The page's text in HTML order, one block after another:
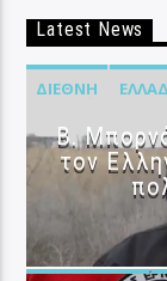
Latest News
ΔΙΕΘΝΉ
B.
τον